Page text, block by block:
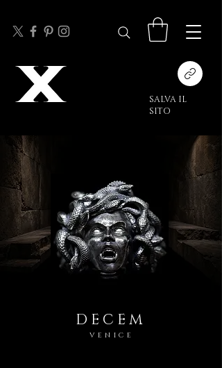
SALVA IL
SITO
D E C E M
VENICE